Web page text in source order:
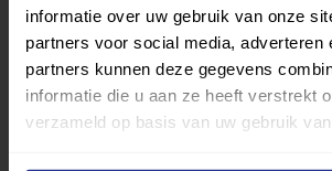
informatie over uw gebruik van onze
partners voor social media, adverteren
partners kunnen deze gegevens
informatie die u aan ze heeft verstrekt
verzameld op basis van uw gebruik
Deel op Facebook
Deel op LinkedinDeel op Whatsapp
Mail link Kopieer link